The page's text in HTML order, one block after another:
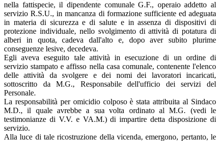
nella fattispecie, il dipendente comunale G.F., operaio addetto al
servizio R.S.U., in mancanza di formazione sufficiente ed adeguata
in materia di sicurezza e di salute e in assenza di dispositivi di
protezione individuale, nello svolgimento di attività di potatura di
alberi in quota, cadeva dall'alto e, dopo aver subito plurime
conseguenze lesive, decedeva.
Egli aveva eseguito tale attività in esecuzione di un ordine di
servizio stampato e affisso nella casa comunale, contenente l'elenco
delle attività da svolgere e dei nomi dei lavoratori incaricati,
sottoscritto da M.G., Responsabile dell'ufficio dei servizi del
Personale.
La responsabilità per omicidio colposo è stata attribuita al Sindaco
M.D., il quale avrebbe a sua volta ordinato al M.G. (vedi le
testimonianze di V.V. e VA.M.) di impartire detta disposizione di
servizio.
Alla luce di tale ricostruzione della vicenda, emergono, pertanto, le